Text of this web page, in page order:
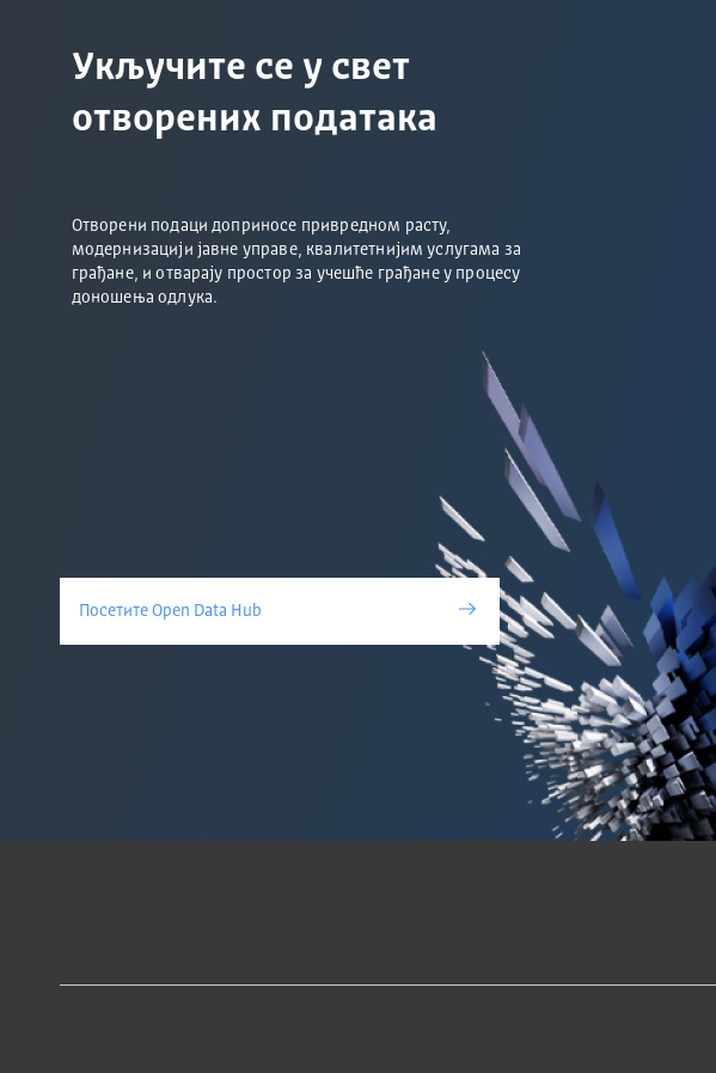
Укључите се у свет
отворених података
Отворени подаци доприносе привредном расту,
модернизацији јавне управе, квалитетнијим услугама за
грађане, и отварају простор за учешће грађане у процесу
доношења одлука.
Посетите Open Data Hub